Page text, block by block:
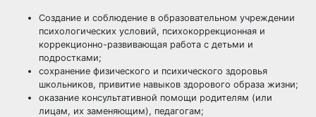
Создание и соблюдение в образовательном учреждении
психологических условий, психокоррекционная и
коррекционно-развивающая работа с детьми и
подростками;
сохранение физического и психического здоровья
школьников, привитие навыков здорового образа жизни;
оказание консультативной помощи родителям (или
лицам, их заменяющим), педагогам;